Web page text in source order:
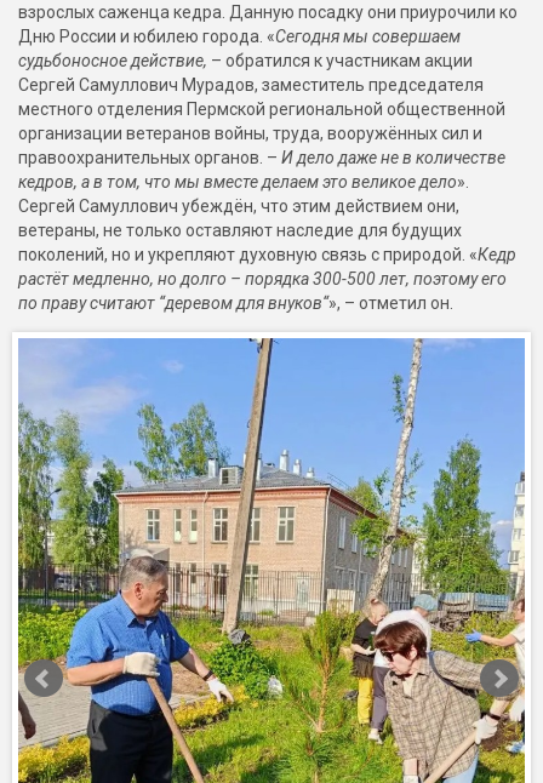
взрослых саженца кедра. Данную посадку они приурочили ко
Дню России и юбилею города. «Сегодня мы совершаем
судьбоносное действие, – обратился к участникам акции
Сергей Самуллович Мурадов, заместитель председателя
местного отделения Пермской региональной общественной
организации ветеранов войны, труда, вооружённых сил и
правоохранительных органов. – И дело даже не в количестве
кедров, а в том, что мы вместе делаем это великое дело».
Сергей Самуллович убеждён, что этим действием они,
ветераны, не только оставляют наследие для будущих
поколений, но и укрепляют духовную связь с природой. «Кедр
растёт медленно, но долго – порядка 300-500 лет, поэтому его
по праву считают “деревом для внуков“», – отметил он.